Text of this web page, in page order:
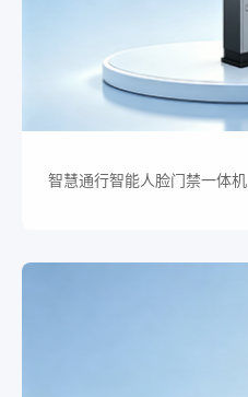
智慧通行智能人脸门禁一体机